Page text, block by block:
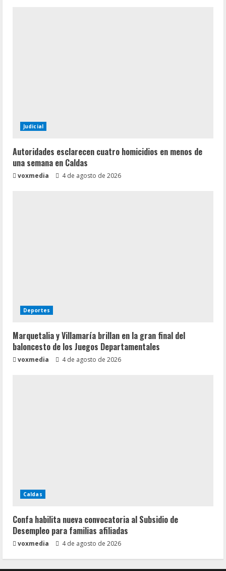
Judicial
Autoridades esclarecen cuatro homicidios en menos de
una semana en Caldas
voxmedia 4 de agosto de 2026
Deportes
Marquetalia y Villamaría brillan en la gran final del
baloncesto de los Juegos Departamentales
voxmedia 4 de agosto de 2026
Caldas
Confa habilita nueva convocatoria al Subsidio de
Desempleo para familias afiliadas
voxmedia 4 de agosto de 2026